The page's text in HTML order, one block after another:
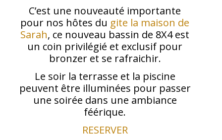
C’est une nouveauté importante
pour nos hôtes du gite la maison de
Sarah, ce nouveau bassin de 8X4 est
un coin privilégié et exclusif pour
bronzer et se rafraichir.
Le soir la terrasse et la piscine
peuvent être illuminées pour passer
une soirée dans une ambiance
féérique.
RESERVER